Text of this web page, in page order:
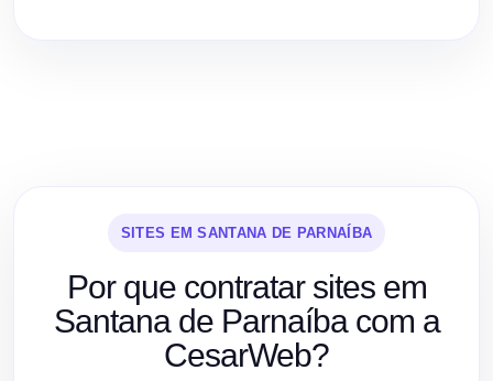
SITES EM SANTANA DE PARNAÍBA
Por que contratar sites em
Santana de Parnaíba com a
CesarWeb?